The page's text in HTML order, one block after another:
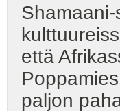
että
paljon